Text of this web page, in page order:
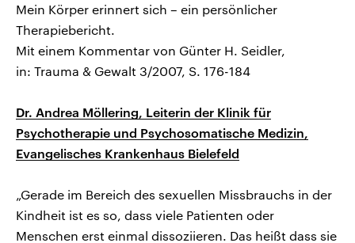
Mein Körper erinnert sich – ein persönlicher
Therapiebericht.
Mit einem Kommentar von Günter H. Seidler,
in: Trauma & Gewalt 3/2007, S. 176-184
Dr. Andrea Möllering, Leiterin der Klinik für
Psychotherapie und Psychosomatische Medizin,
Evangelisches Krankenhaus Bielefeld
„Gerade im Bereich des sexuellen Missbrauchs in der
Kindheit ist es so, dass viele Patienten oder
Menschen erst einmal dissoziieren. Das heißt dass sie